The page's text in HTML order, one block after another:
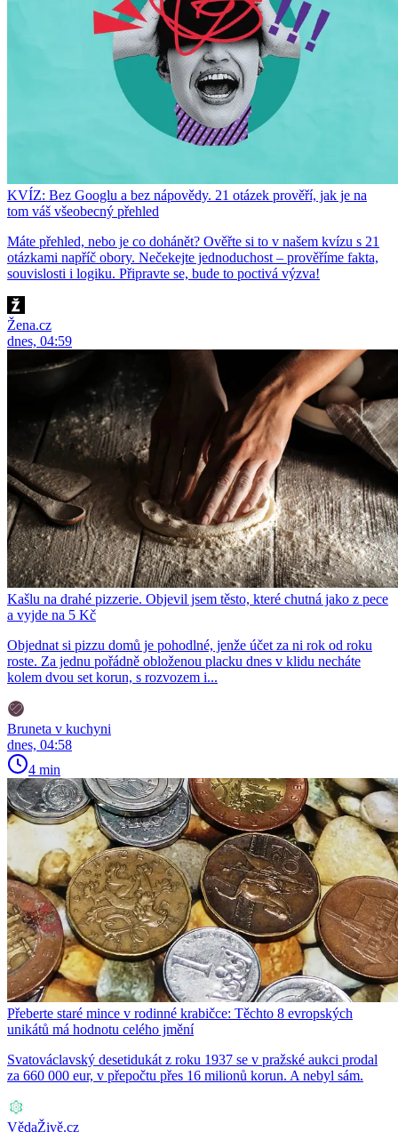
KVÍZ: Bez Googlu a bez nápovědy. 21 otázek prověří, jak je na
tom váš všeobecný přehled
Máte přehled, nebo je co dohánět? Ověřte si to v našem kvízu s 21
otázkami napříč obory. Nečekejte jednoduchost – prověříme fakta,
souvislosti i logiku. Připravte se, bude to poctivá výzva!
Žena.cz
dnes, 04:59
Kašlu na drahé pizzerie. Objevil jsem těsto, které chutná jako z pece
a vyjde na 5 Kč
Objednat si pizzu domů je pohodlné, jenže účet za ni rok od roku
roste. Za jednu pořádně obloženou placku dnes v klidu necháte
kolem dvou set korun, s rozvozem i...
Bruneta v kuchyni
dnes, 04:58
4 min
Přeberte staré mince v rodinné krabičce: Těchto 8 evropských
unikátů má hodnotu celého jmění
Svatováclavský desetidukát z roku 1937 se v pražské aukci prodal
za 660 000 eur, v přepočtu přes 16 milionů korun. A nebyl sám.
VědaŽivě.cz